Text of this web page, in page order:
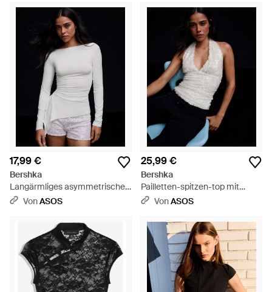
17,99 €
Bershka
Langärmliges asymmetrisches
t-shirt mit raffungen - Schwarz
VonASOS
25,99 €
Bershka
Pailletten-spitzen-top mit
neckholder - Schwarz
VonASOS